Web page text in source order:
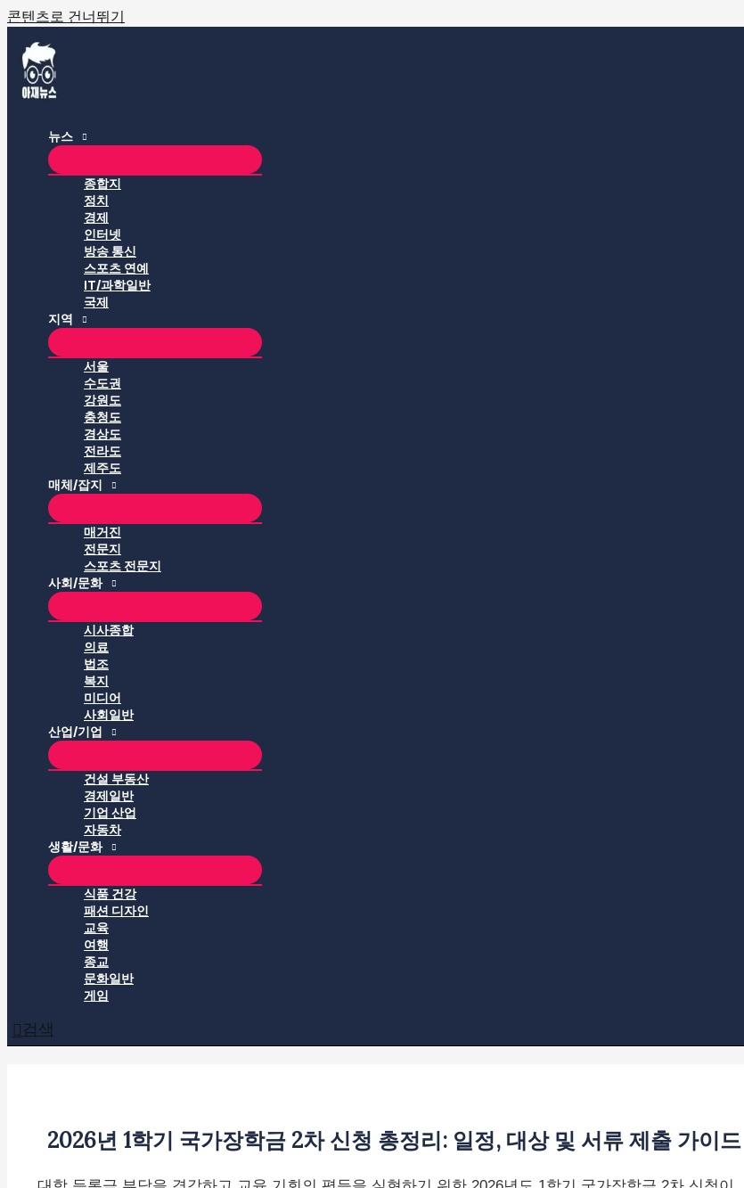
콘텐츠로 건너뛰기
뉴스
종합지
정치
경제
인터넷
방송 통신
스포츠 연예
IT/과학일반
국제
지역
서울
수도권
강원도
충청도
경상도
전라도
제주도
매체/잡지
매거진
전문지
스포츠 전문지
사회/문화
시사종합
의료
법조
복지
미디어
사회일반
산업/기업
건설 부동산
경제일반
기업 산업
자동차
생활/문화
식품 건강
패션 디자인
교육
여행
종교
문화일반
게임
검색
2026년 1학기 국가장학금 2차 신청 총정리: 일정, 대상 및 서류 제출 가이드